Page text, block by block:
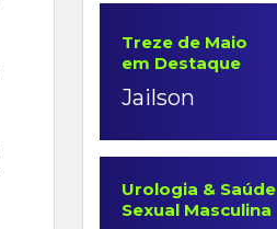
Treze de Maio
em Destaque
Jailson
Urologia & Saúde
Sexual Masculina